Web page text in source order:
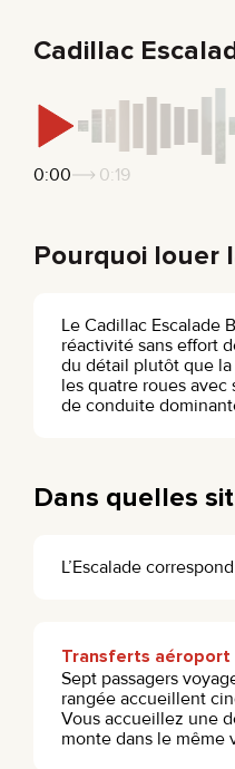
Cadillac
0:00 0:19
Pourquoi louer
Le Cadillac Escalade
réactivité sans effort
du détail plutôt que la
les quatre roues
de conduite
Dans quelles
L’Escalade
Transferts
Sept passagers
rangée accueillent
Vous accueillez une
monte dans le même